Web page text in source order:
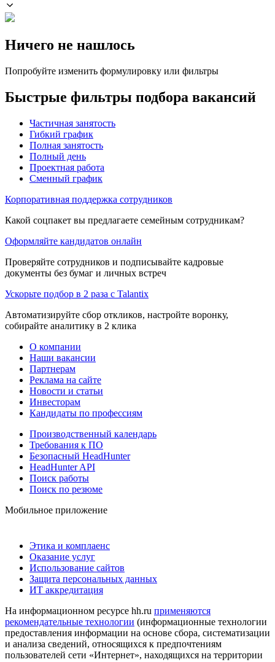
Ничего не нашлось
Попробуйте изменить формулировку или фильтры
Быстрые фильтры подбора вакансий
Частичная занятость
Гибкий график
Полная занятость
Полный день
Проектная работа
Сменный график
Корпоративная поддержка сотрудников
Какой соцпакет вы предлагаете семейным сотрудникам?
Оформляйте кандидатов онлайн
Проверяйте сотрудников и подписывайте кадровые
документы без бумаг и личных встреч
Ускорьте подбор в 2 раза с Talantix
Автоматизируйте сбор откликов, настройте воронку,
собирайте аналитику в 2 клика
О компании
Наши вакансии
Партнерам
Реклама на сайте
Новости и статьи
Инвесторам
Кандидаты по профессиям
Производственный календарь
Требования к ПО
Безопасный HeadHunter
HeadHunter API
Поиск работы
Поиск по резюме
Мобильное приложение
Этика и комплаенс
Оказание услуг
Использование сайтов
Защита персональных данных
ИТ аккредитация
На информационном ресурсе hh.ru применяются
рекомендательные технологии (информационные технологии
предоставления информации на основе сбора, систематизации
и анализа сведений, относящихся к предпочтениям
пользователей сети «Интернет», находящихся на территории